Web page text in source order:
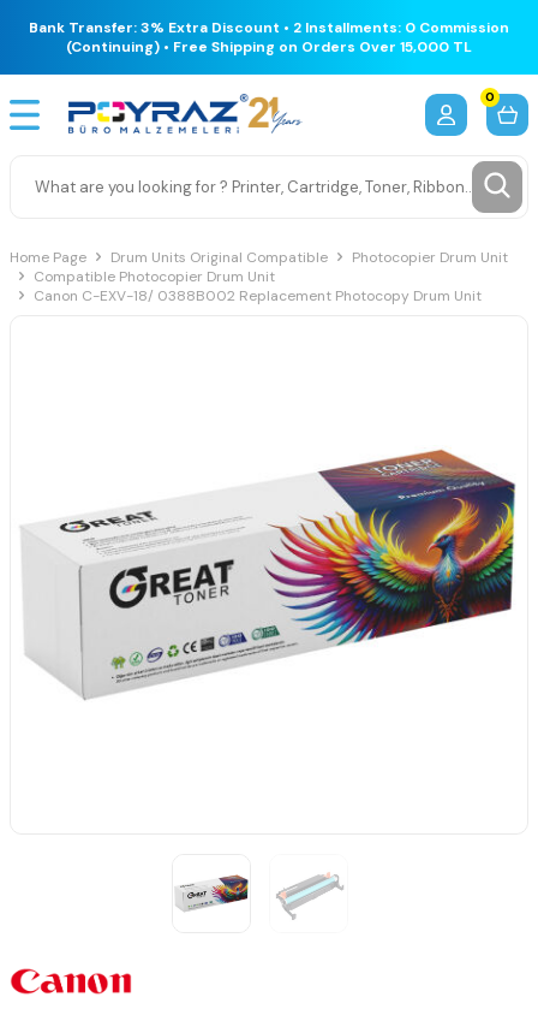
Bank Transfer: 3% Extra Discount • 2 Installments: 0 Commission
(Continuing) • Free Shipping on Orders Over 15,000 TL
0
Home Page Drum Units Original Compatible
Photocopier Drum Unit
Compatible Photocopier Drum Unit
Canon C-EXV-18/ 0388B002 Replacement Photocopy Drum Unit